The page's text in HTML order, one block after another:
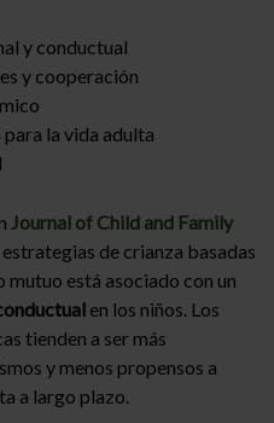
y conductual
y cooperación
la vida adulta
Journal of Child and Family
de crianza basadas
mutuo está asociado con un
en los niños. Los
tienden a ser más
y menos propensos a
a largo plazo.